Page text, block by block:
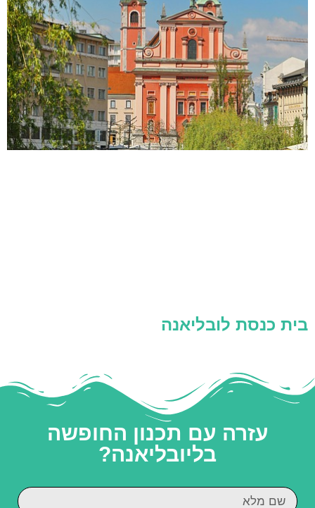
בית כנסת לובליאנה
עזרה עם תכנון החופשה
בליובליאנה?